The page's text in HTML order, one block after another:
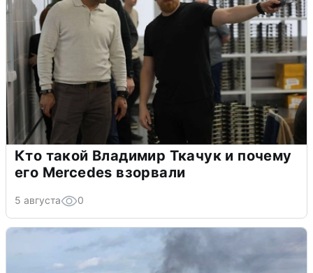
Кто такой Владимир Ткачук и почему
его Mercedes взорвали
5 августа 0